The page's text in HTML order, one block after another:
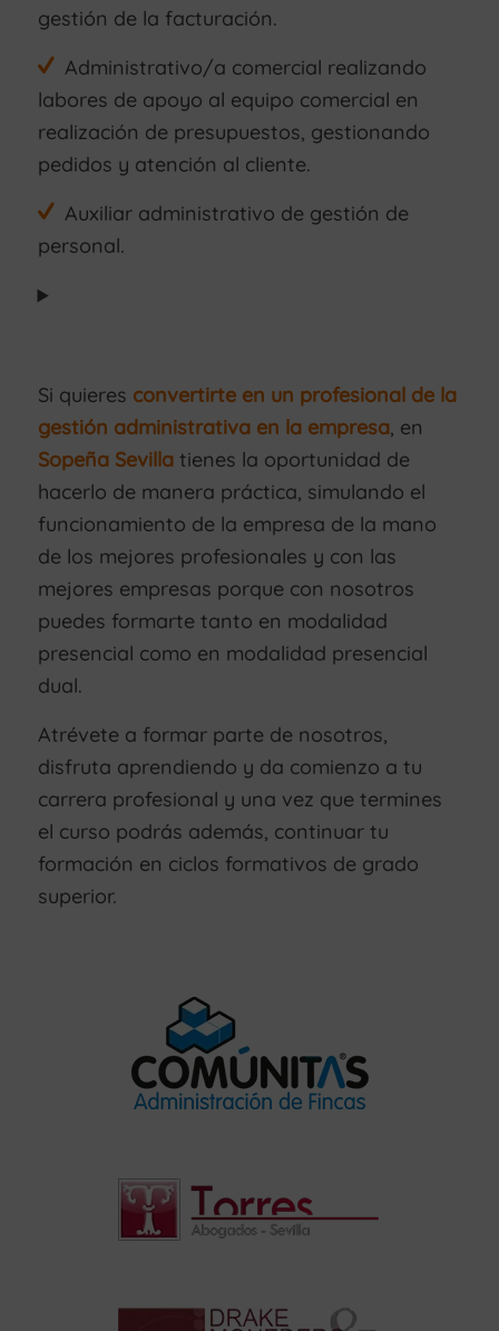
gestión de la facturación.
Administrativo/a comercial realizando
labores de apoyo al equipo comercial en
realización de presupuestos, gestionando
pedidos y atención al cliente.
Auxiliar administrativo de gestión de
personal.
Si quieres convertirte en un profesional de la
gestión administrativa en la empresa, en
Sopeña Sevillatienes la oportunidad de
hacerlo de manera práctica, simulando el
funcionamiento de la empresa de la mano
de los mejores profesionales y con las
mejores empresas porque con nosotros
puedes formarte tanto en modalidad
presencial como en modalidad presencial
dual.
Atrévete a formar parte de nosotros,
disfruta aprendiendo y da comienzo a tu
carrera profesional y una vez que termines
el curso podrás además, continuar tu
formación en ciclos formativos de grado
superior.